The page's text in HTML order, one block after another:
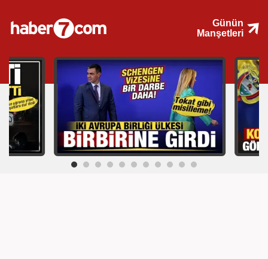
Günün
Manşetleri